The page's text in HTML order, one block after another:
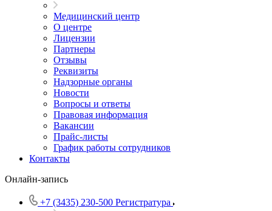
Медицинский центр
О центре
Лицензии
Партнеры
Отзывы
Реквизиты
Надзорные органы
Новости
Вопросы и ответы
Правовая информация
Вакансии
Прайс-листы
График работы сотрудников
Контакты
Онлайн-запись
+7 (3435) 230-500 Регистратура